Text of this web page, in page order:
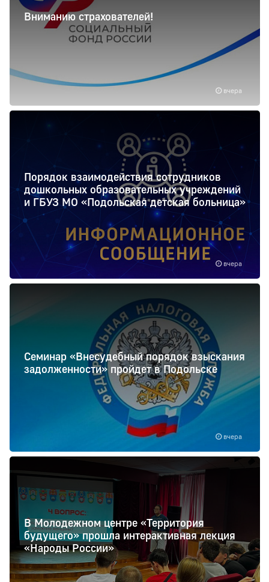
вчера
Вниманию страхователей!
вчера
Порядок взаимодействия сотрудников
дошкольных образовательных учреждений
и ГБУЗ МО «Подольская детская больница»
вчера
Семинар «Внесудебный порядок взыскания
задолженности» пройдет в Подольске
В Молодежном центре «Территория
будущего» прошла интерактивная лекция
«Народы России»